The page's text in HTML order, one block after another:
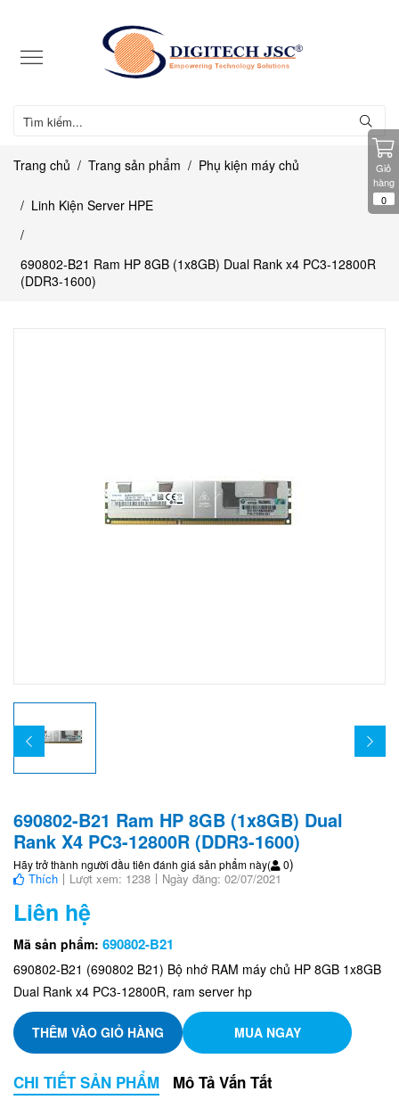
Giỏ
hàng
0
Trang chủ Trang sản phẩm Phụ kiện máy chủ
Linh Kiện Server HPE
690802-B21 Ram HP 8GB (1x8GB) Dual Rank x4 PC3-12800R
(DDR3-1600)
690802-B21 Ram HP 8GB (1x8GB) Dual
Rank X4 PC3-12800R (DDR3-1600)
Hãy trở thành người đầu tiên đánh giá sản phẩm này( 0)
Thích Lượt xem: 1238 Ngày đăng: 02/07/2021
Liên hệ
Mã sản phẩm: 690802-B21
690802-B21 (690802 B21) Bộ nhớ RAM máy chủ HP 8GB 1x8GB
Dual Rank x4 PC3-12800R, ram server hp
THÊM VÀO GIỎ HÀNG MUA NGAY
CHI TIẾT SẢN PHẨM Mô Tả Vắn Tắt